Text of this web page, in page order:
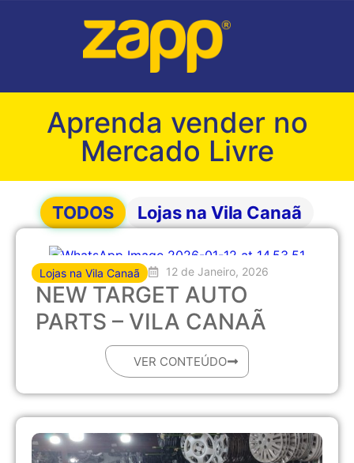
Aprenda vender no
Mercado Livre
Lojas na Vila Canaã
TODOS
Lojas na Vila Canaã 12 de Janeiro, 2026
NEW TARGET AUTO
PARTS – VILA CANAÃ
VER CONTEÚDO